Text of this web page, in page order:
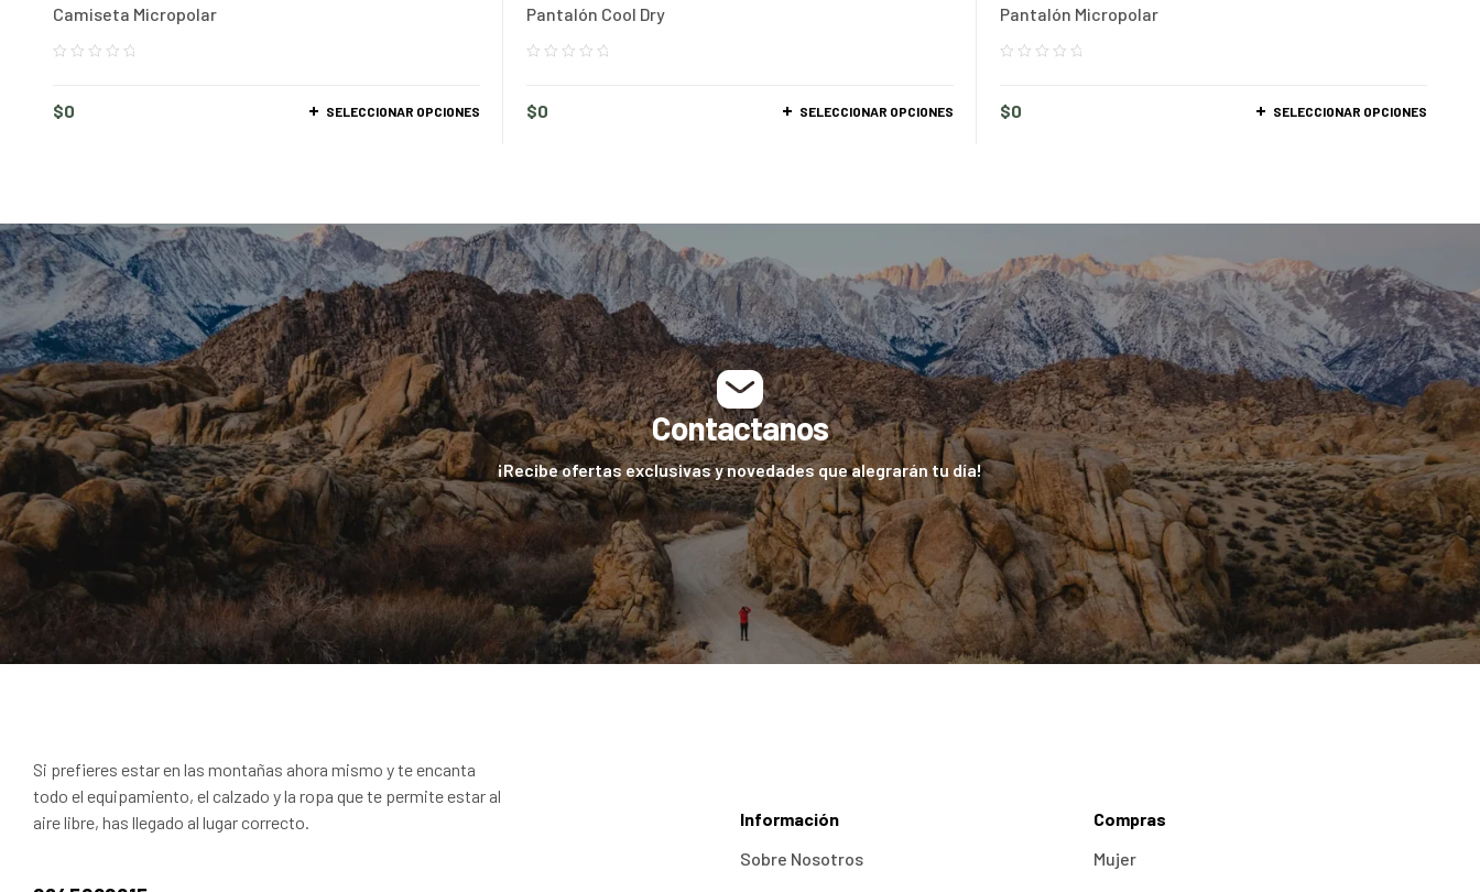
Camiseta Micropolar
$0 SELECCIONAR OPCIONES
Pantalón Cool Dry
$0 SELECCIONAR OPCIONES
Pantalón Micropolar
$0 SELECCIONAR OPCIONES
Contactanos
¡Recibe ofertas exclusivas y novedades que alegrarán tu día!
Si prefieres estar en las montañas ahora mismo y te encanta
todo el equipamiento, el calzado y la ropa que te permite estar al
aire libre, has llegado al lugar correcto.
Información
Sobre Nosotros
Compras
Mujer